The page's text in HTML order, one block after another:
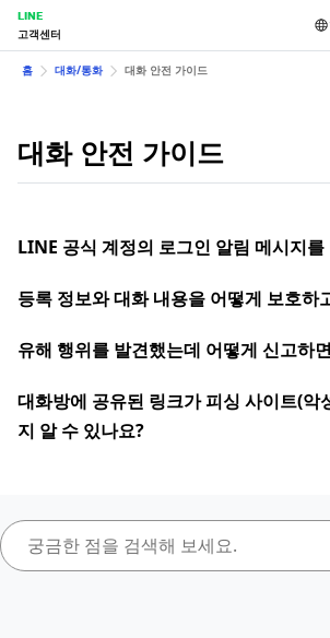
LINE
고객센터
홈 대화/통화 대화 안전 가이드
대화 안전 가이드
LINE 공식 계정의 로그인 알림 메시지를
등록 정보와 대화 내용을 어떻게 보호하
유해 행위를 발견했는데 어떻게 신고하
대화방에 공유된 링크가 피싱 사이트(악
지 알 수 있나요?